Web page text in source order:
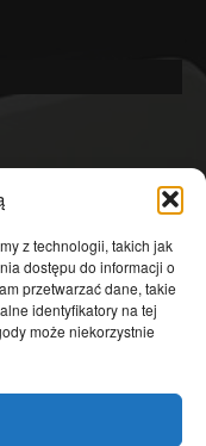
z technologii, takich jak
dostępu do informacji o
przetwarzać dane, takie
identyfikatory na tej
może niekorzystnie
4601
4363
3639
2823